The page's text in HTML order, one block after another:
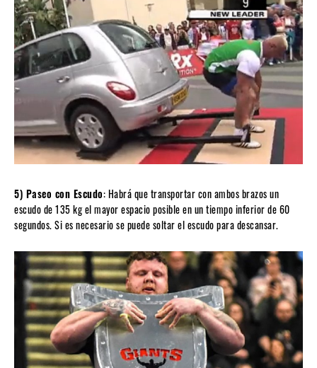
5) Paseo con Escudo: Habrá que transportar con ambos brazos un
escudo de 135 kg el mayor espacio posible en un tiempo inferior de 60
segundos. Si es necesario se puede soltar el escudo para descansar.